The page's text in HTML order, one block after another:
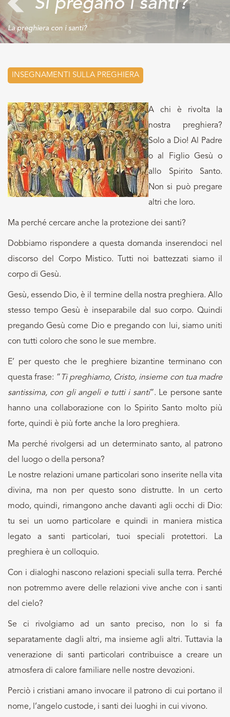
Si pregano i santi?
La preghiera con i santi?
INSEGNAMENTI SULLA PREGHIERA
A chi è rivolta la
nostra preghiera?
Solo a Dio! Al Padre
o al Figlio Gesù o
allo Spirito Santo.
Non si può pregare
altri che loro.
Ma perché cercare anche la protezione dei santi?
Dobbiamo rispondere a questa domanda inserendoci nel
discorso del Corpo Mistico. Tutti noi battezzati siamo il
corpo di Gesù.
Gesù, essendo Dio, è il termine della nostra preghiera. Allo
stesso tempo Gesù è inseparabile dal suo corpo. Quindi
pregando Gesù come Dio e pregando con lui, siamo uniti
con tutti coloro che sono le sue membre.
E’ per questo che le preghiere bizantine terminano con
questa frase: “ Ti preghiamo, Cristo, insieme con tua madre
santissima, con gli angeli e tutti i santi”. Le persone sante
hanno una collaborazione con lo Spirito Santo molto più
forte, quindi è più forte anche la loro preghiera.
Ma perché rivolgersi ad un determinato santo, al patrono
del luogo o della persona?
Le nostre relazioni umane particolari sono inserite nella vita
divina, ma non per questo sono distrutte. In un certo
modo, quindi, rimangono anche davanti agli occhi di Dio:
tu sei un uomo particolare e quindi in maniera mistica
legato a santi particolari, tuoi speciali protettori. La
preghiera è un colloquio.
Con i dialoghi nascono relazioni speciali sulla terra. Perché
non potremmo avere delle relazioni vive anche con i santi
del cielo?
Se ci rivolgiamo ad un santo preciso, non lo si fa
separatamente dagli altri, ma insieme agli altri. Tuttavia la
venerazione di santi particolari contribuisce a creare un
atmosfera di calore familiare nelle nostre devozioni.
Perciò i cristiani amano invocare il patrono di cui portano il
nome, l’angelo custode, i santi dei luoghi in cui vivono.